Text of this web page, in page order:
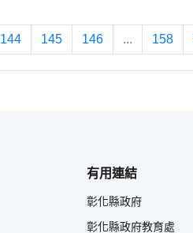
144 145 146 ... 158
有用連結
彰化縣政府
彰化縣政府教育處